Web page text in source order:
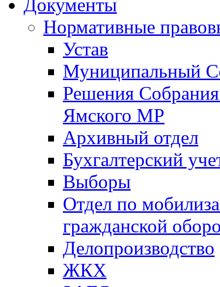
Документы
Нормативные
Устав
Муниципальный
Решения
Ямского МР
Архивный отдел
Бухгалтерский
Выборы
Отдел по
гражданской
Делопроизводство
ЖКХ